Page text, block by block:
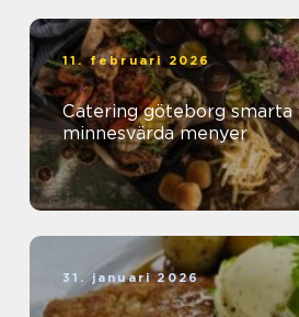
11. februari 2026
Catering göteborg smarta val för
minnesvärda menyer
31. januari 2026